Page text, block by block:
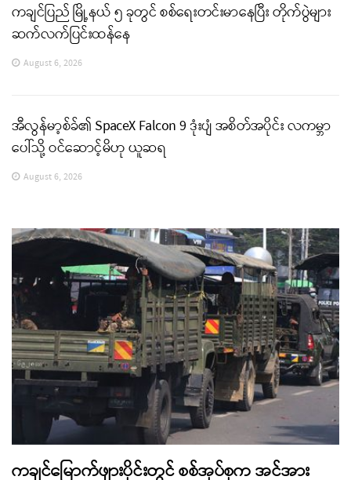
ကချင်ပြည် မြို့နယ် ၅ ခုတွင် စစ်ရေးတင်းမာနေပြီး တိုက်ပွဲများ
ဆက်လက်ပြင်းထန်နေ
August 6, 2026
အီလွန်မာ့စ်ခ်၏ SpaceX Falcon 9 ဒုံးပျံ အစိတ်အပိုင်း လကမ္ဘာ
ပေါ်သို့ ဝင်ဆောင့်မိဟု ယူဆရ
August 6, 2026
ကချင်မြောက်ဖျားပိုင်းတွင် စစ်အုပ်စုက အင်အား